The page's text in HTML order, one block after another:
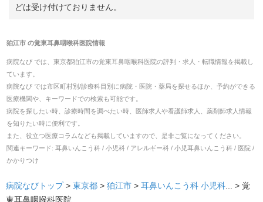
どは受け付けておりません。
狛江市の覚東耳鼻咽喉科医院情報
病院なび では、 東京都狛江市の覚東耳鼻咽喉科医院の評判・求人・転職情報を掲載し
ています。
病院なび では市区町村別/診療科目別に病院・医院・薬局を探せるほか、予約ができる
医療機関や、キーワードでの検索も可能です。
病院を探したい時、診療時間を調べたい時、医師求人や看護師求人、薬剤師求人情報
を知りたい時に便利です。
また、役立つ医療コラムなども掲載していますので、是非ご覧になってください。
関連キーワード: 耳鼻いんこう科 / 小児科 / アレルギー科 / 小児耳鼻いんこう科 / 医院 /
かかりつけ
病院なびトップ> 東京都 > 狛江市 > 耳鼻いんこう科 小児科 ... > 覚
東耳鼻咽喉科医院